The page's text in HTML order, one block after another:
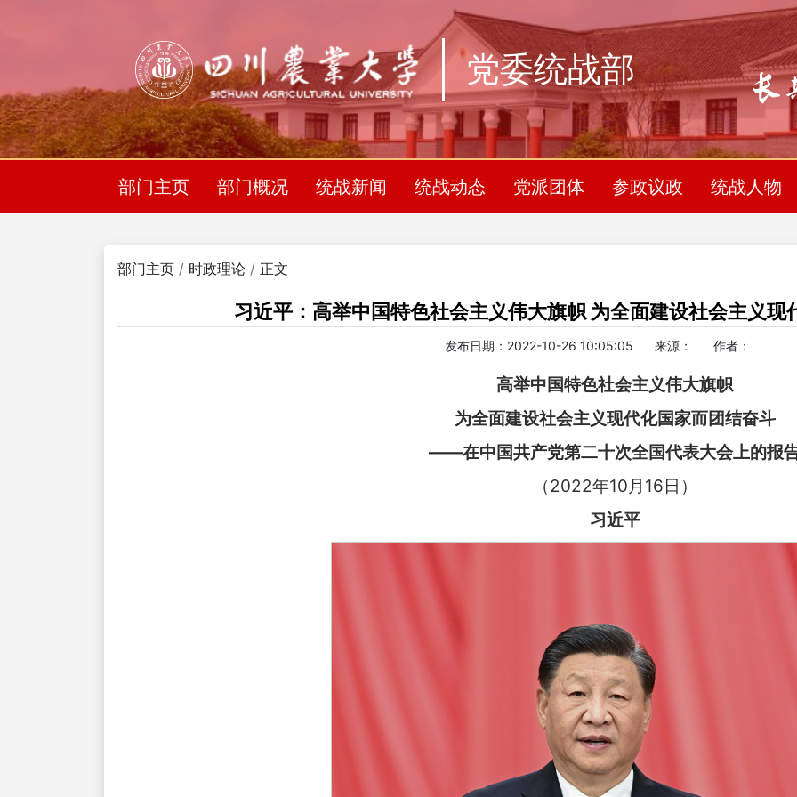
党委统战部
部门主页 部门概况 统战新闻 统战动态 党派团体 参政议政 统战人物
部门主页 时政理论 正文
习近平：高举中国特色社会主义伟大旗帜 为全面建设社会主义现
发布日期：2022-10-26 10:05:05 来源： 作者：
高举中国特色社会主义伟大旗帜
为全面建设社会主义现代化国家而团结奋斗
——在中国共产党第二十次全国代表大会上的报
（2022年10月16日）
习近平